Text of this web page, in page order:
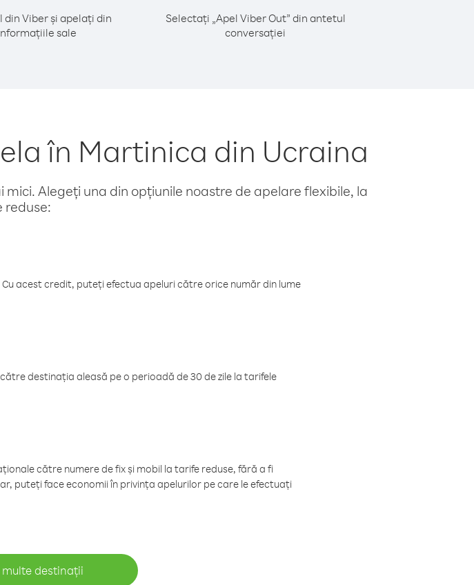
Viber și apelați din
sale
Selectați „Apel Viber Out” din antetul
conversației
în Martinica din Ucraina
Alegeți una din opțiunile noastre de apelare flexibile, la
reduse:
acest credit, puteți efectua apeluri către orice număr din lume
destinația aleasă pe o perioadă de 30 de zile la tarifele
către numere de fix și mobil la tarife reduse, fără a fi
puteți face economii în privința apelurilor pe care le efectuați
destinații